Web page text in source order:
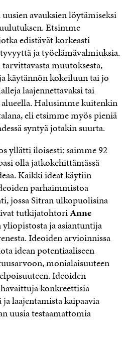
avauksien löytämiseksi
Etsimme
edistävät korkeasti
ja työelämävalmiuksia.
muutoksesta,
käytännön kokeiluun tai jo
laajennettavaksi tai
Halusimme kuitenkin
eli etsimme myös pieniä
syntyä jotakin suurta.
yllätti iloisesti: saimme 92
olla jatkokehittämässä
Kaikki ideat käytiin
parhaimmistoa
jossa Sitran ulkopuolisina
tutkijatohtoriAnne
yliopistosta ja asiantuntija
Ideoiden arvioinnissa
idean potentiaaliseen
monialaisuuteen
Ideoiden
konkreettisia
laajentamista kaipaavia
uusia testaamattomia